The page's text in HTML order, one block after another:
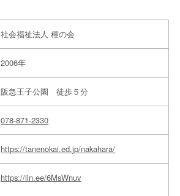
社会福祉法人 種の会
2006年
阪急王子公園 徒歩５分
078-871-2330
https://tanenokai.ed.jp/nakahara/
https://lin.ee/6MsWnuv